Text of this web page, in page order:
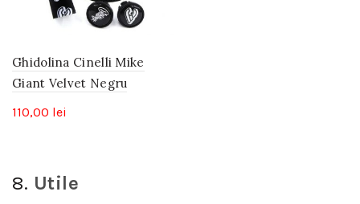
Ghidolina Cinelli Mike
Giant Velvet Negru
110,00 lei
8. Utile